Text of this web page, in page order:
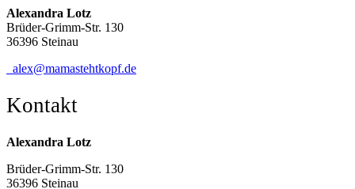
Alexandra Lotz
Brüder-Grimm-Str. 130
36396 Steinau
alex@mamastehtkopf.de
Kontakt
Alexandra Lotz
Brüder-Grimm-Str. 130
36396 Steinau